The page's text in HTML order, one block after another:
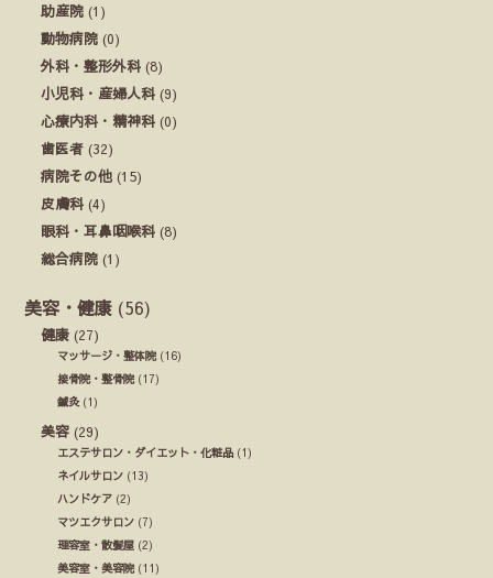
助産院 (1)
動物病院 (0)
外科・整形外科 (8)
小児科・産婦人科 (9)
心療内科・精神科 (0)
歯医者 (32)
病院その他 (15)
皮膚科 (4)
眼科・耳鼻咽喉科 (8)
総合病院 (1)
美容・健康 (56)
健康 (27)
マッサージ・整体院(16)
接骨院・整骨院(17)
鍼灸(1)
美容 (29)
エステサロン・ダイエット・化粧品 (1)
ネイルサロン (13)
ハンドケア (2)
マツエクサロン (7)
理容室・散髪屋 (2)
美容室・美容院(11)